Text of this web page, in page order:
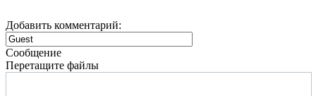
Добавить комментарий:
Сообщение
Перетащите файлы